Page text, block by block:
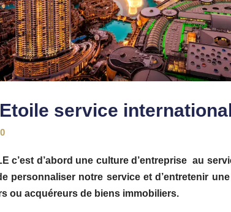
service
c’est d’abord une culture d’entreprise au
personnaliser notre service et d’entretenir
ou acquéreurs de biens immobiliers.